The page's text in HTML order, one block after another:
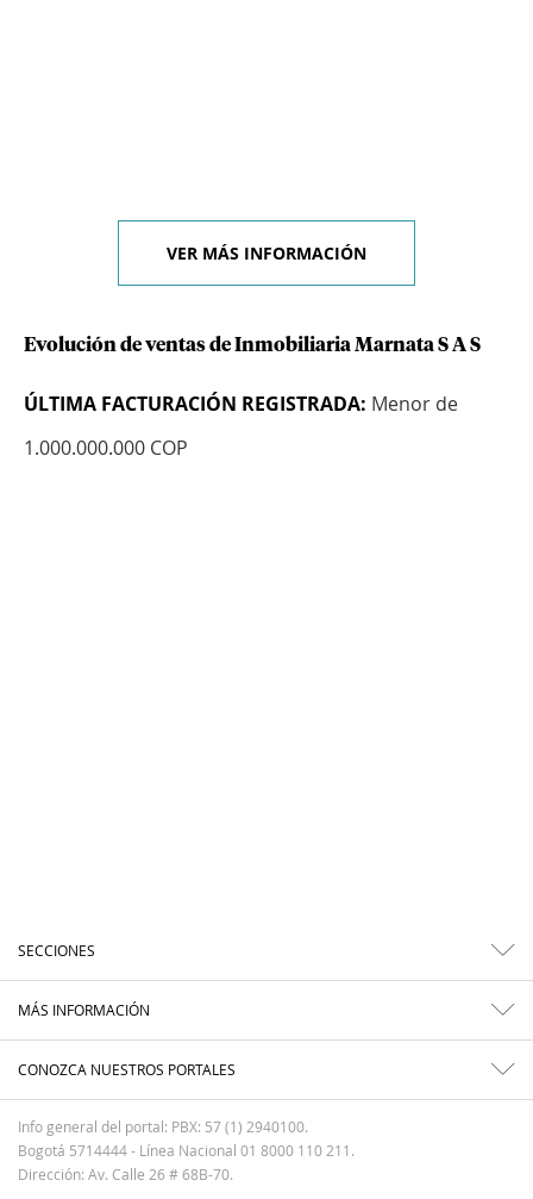
VER MÁS INFORMACIÓN
Evolución de ventas de Inmobiliaria Marnata S A S
ÚLTIMA FACTURACIÓN REGISTRADA: Menor de
1.000.000.000 COP
SECCIONES
MÁS INFORMACIÓN
CONOZCA NUESTROS PORTALES
Info general del portal: PBX: 57 (1) 2940100.
Bogotá 5714444 - Línea Nacional 01 8000 110 211.
Dirección: Av. Calle 26 # 68B-70.